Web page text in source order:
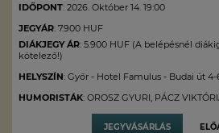
IDŐPONT: 2026. Október 14. 19:00
JEGYÁR: 7.900 HUF
DIÁKJEGY ÁR: 5.900 HUF (A belépésnél
kötelező!)
HELYSZÍN: Győr - Hotel Famulus - Budai út 4-
HUMORISTÁK: OROSZ GYURI, PÁCZ
JEGYVÁSÁRLÁS